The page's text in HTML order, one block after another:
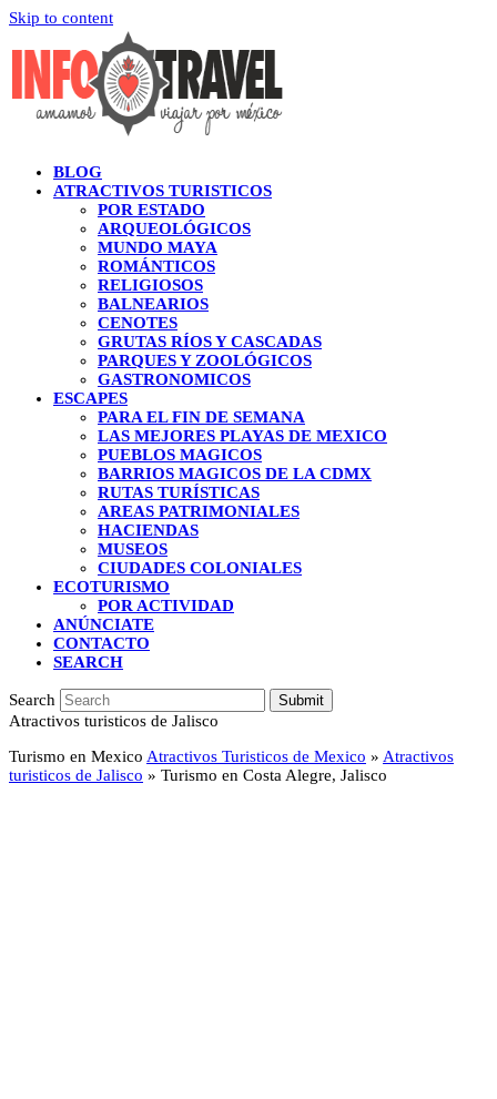
Skip to content
BLOG
ATRACTIVOS TURISTICOS
POR ESTADO
ARQUEOLÓGICOS
MUNDO MAYA
ROMÁNTICOS
RELIGIOSOS
BALNEARIOS
CENOTES
GRUTAS RÍOS Y CASCADAS
PARQUES Y ZOOLÓGICOS
GASTRONOMICOS
ESCAPES
PARA EL FIN DE SEMANA
LAS MEJORES PLAYAS DE MEXICO
PUEBLOS MAGICOS
BARRIOS MAGICOS DE LA CDMX
RUTAS TURÍSTICAS
AREAS PATRIMONIALES
HACIENDAS
MUSEOS
CIUDADES COLONIALES
ECOTURISMO
POR ACTIVIDAD
ANÚNCIATE
CONTACTO
SEARCH
Search Submit
Atractivos turisticos de Jalisco
Turismo en Mexico Atractivos Turisticos de Mexico » Atractivos
turisticos de Jalisco » Turismo en Costa Alegre, Jalisco